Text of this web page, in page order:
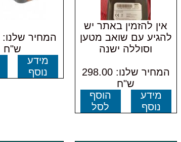
אין להזמין באתר יש
להגיע עם שואב מטען
וסוללה ישנה
המחיר שלנו: 298.00
ש"ח
מידע
נוסף
הוסף
לסל
ש"ח
מידע
נוסף